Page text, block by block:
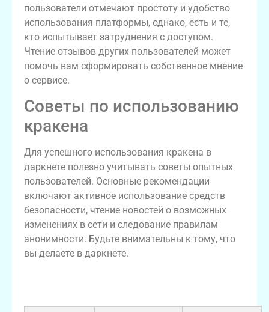
пользователи отмечают простоту и удобство
использования платформы, однако, есть и те,
кто испытывает затруднения с доступом.
Чтение отзывов других пользователей может
помочь вам сформировать собственное мнение
о сервисе.
Советы по использованию
кракена
Для успешного использования кракена в
даркнете полезно учитывать советы опытных
пользователей. Основные рекомендации
включают активное использование средств
безопасности, чтение новостей о возможных
изменениях в сети и следование правилам
анонимности. Будьте внимательны к тому, что
вы делаете в даркнете.